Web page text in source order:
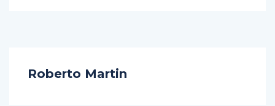
Roberto Martin